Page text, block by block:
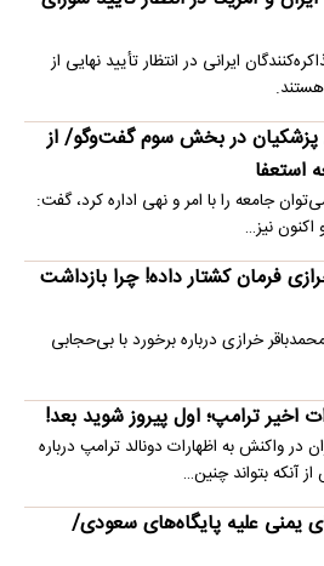
ایرانی در انتظار تأیید نهایی از
در بخش سوم گفت‌وگو/ از
استعفا
جامعه را با امر و نهی اداره کرد، گفت:
اکنون نیز…
فرمان کشتار داده! چرا بازداشت
خرازی درباره برخورد با بی‌حجابی
اخیر ترامپ؛ اول پیروز شوید بعد!
در واکنش به اظهارات دونالد ترامپ درباره
آنکه بتواند چنین…
یمنی علیه پایگاه‌های سعودی/